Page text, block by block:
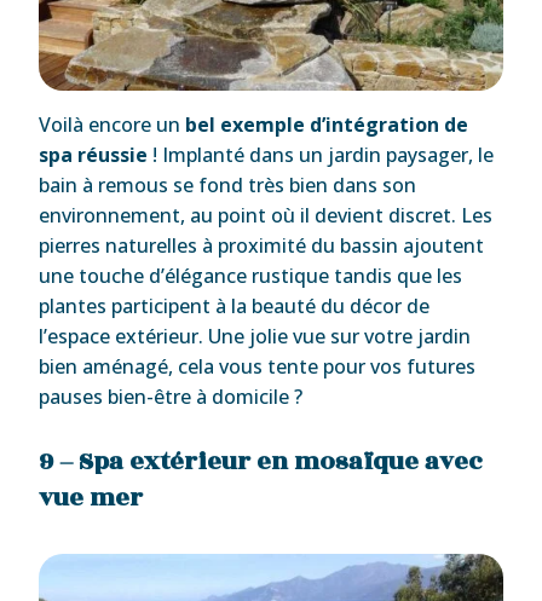
Voilà encore un bel exemple d’intégration de
spa réussie ! Implanté dans un jardin paysager, le
bain à remous se fond très bien dans son
environnement, au point où il devient discret. Les
pierres naturelles à proximité du bassin ajoutent
une touche d’élégance rustique tandis que les
plantes participent à la beauté du décor de
l’espace extérieur. Une jolie vue sur votre jardin
bien aménagé, cela vous tente pour vos futures
pauses bien-être à domicile ?
9 – Spa extérieur en mosaïque avec
vue mer